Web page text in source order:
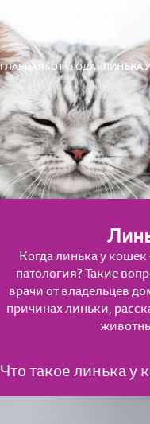
ГЛАВНАЯ ОТ 1 ГОДА ЛИНЬКА У
Когда линька у
патология? Такие
врачи от владельцев
причинах линьки,
Что такое линька у